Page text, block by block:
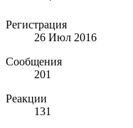
Регистрация
26 Июл 2016
Сообщения
201
Реакции
131